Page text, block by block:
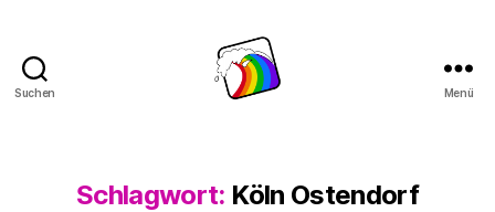
Suchen Menü
Schlagwort: Köln Ostendorf